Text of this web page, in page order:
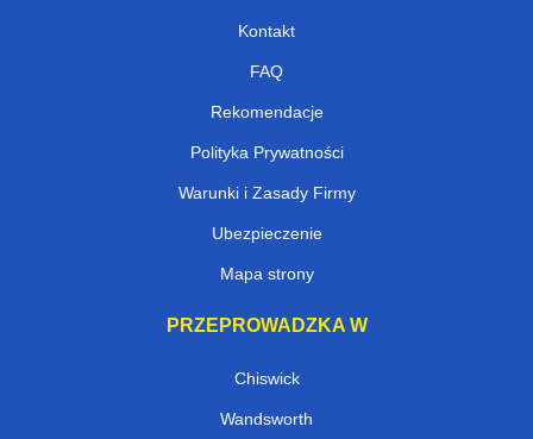
Kontakt
FAQ
Rekomendacje
Polityka Prywatności
Warunki i Zasady Firmy
Ubezpieczenie
Mapa strony
PRZEPROWADZKA W
Chiswick
Wandsworth